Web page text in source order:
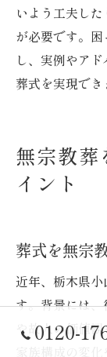
いよう工夫し
が必要です。
し、実例やア
葬式を実現でき
無宗教葬
イント
葬式を無宗
近年、栃木県
す。背景には
や故人の価値
家族構成の変
0120-